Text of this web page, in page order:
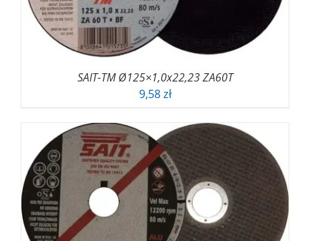
SAIT-TM Ø125×1,0x22,23 ZA60T
9,58zł